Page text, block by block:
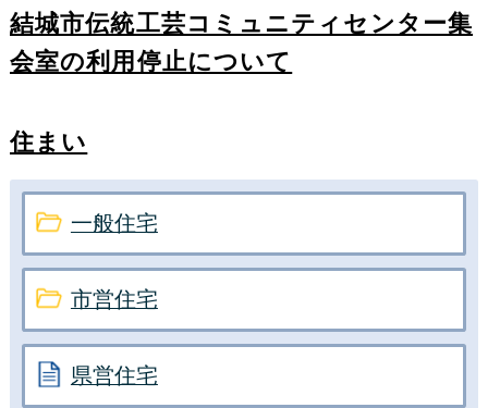
2026年6月22日
窓口業務の時間延長
徘徊犬の目撃情報が寄せられています
2026年4月20日
指定納付受託者の指定について
2026年1月9日
令和8年結城市消防出初式
2025年12月1日
低未利用土地等の譲渡にかかる所得税及
結城市伝統工芸コミュニティセンター集
会室の利用停止について
住まい
一般住宅
市営住宅
県営住宅